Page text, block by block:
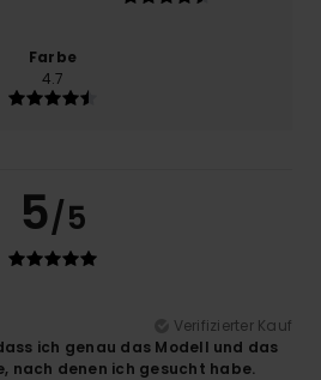
Farbe
4.7
5/5
Verifizierter Kauf
ich genau das Modell und das
nach denen ich gesucht habe.